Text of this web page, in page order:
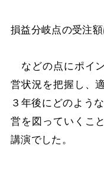
損益分岐点の受注
などの点にポイ
営状況を把握し、
３年後にどのよう
営を図っていくこ
講演でした。